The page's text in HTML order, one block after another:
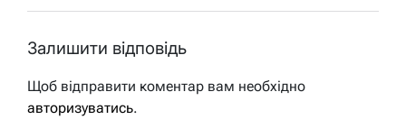
Залишити відповідь
Щоб відправити коментар вам необхідно
авторизуватись.